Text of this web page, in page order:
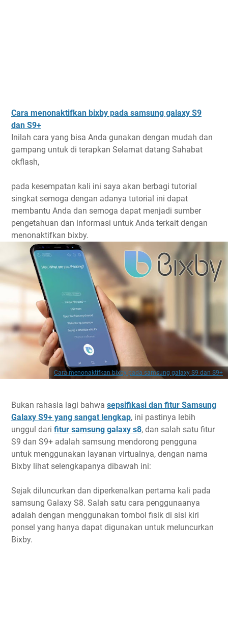
Cara menonaktifkan bixby pada samsung galaxy S9
dan S9+
Inilah cara yang bisa Anda gunakan dengan mudah dan
gampang untuk di terapkan Selamat datang Sahabat
okflash,
pada kesempatan kali ini saya akan berbagi tutorial
singkat semoga dengan adanya tutorial ini dapat
membantu Anda dan semoga dapat menjadi sumber
pengetahuan dan informasi untuk Anda terkait dengan
menonaktifkan bixby.
Cara menonaktifkan bixby pada samsung galaxy S9 dan S9+
Bukan rahasia lagi bahwa sepsifikasi dan fitur Samsung
Galaxy S9+ yang sangat lengkap, ini pastinya lebih
unggul dari fitur samsung galaxy s8, dan salah satu fitur
S9 dan S9+ adalah samsung mendorong pengguna
untuk menggunakan layanan virtualnya, dengan nama
Bixby lihat selengkapanya dibawah ini:
Sejak diluncurkan dan diperkenalkan pertama kali pada
samsung Galaxy S8. Salah satu cara penggunaanya
adalah dengan menggunakan tombol fisik di sisi kiri
ponsel yang hanya dapat digunakan untuk meluncurkan
Bixby.